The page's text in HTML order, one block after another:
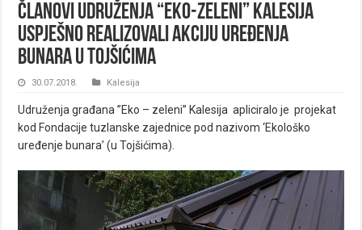
Članovi Udruženja “Eko-zeleni” Kalesija
uspješno realizovali akciju uređenja
bunara u Tojšićima
30.07.2018. Kalesija
Udruženja građana ”Eko – zeleni” Kalesija apliciralo je projekat
kod Fondacije tuzlanske zajednice pod nazivom ‘Ekološko
uređenje bunara’ (u Tojšićima).